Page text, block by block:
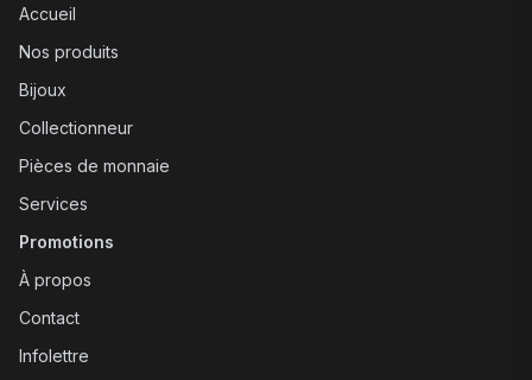
Accueil
Nos produits
Bijoux
Collectionneur
Pièces de monnaie
Services
Promotions
À propos
Contact
Infolettre